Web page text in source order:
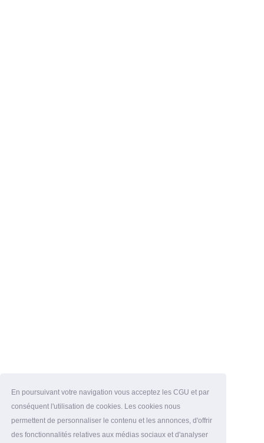
En poursuivant votre navigation vous acceptez les CGU et par
conséquent l'utilisation de cookies. Les cookies nous
permettent de personnaliser le contenu et les annonces, d'offrir
des fonctionnalités relatives aux médias sociaux et d'analyser